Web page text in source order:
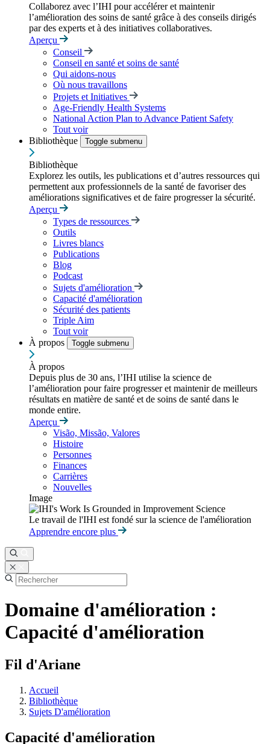
Collaborez avec l’IHI pour accélérer et maintenir
l’amélioration des soins de santé grâce à des conseils dirigés
par des experts et à des initiatives collaboratives.
Aperçu
Conseil
Conseil en santé et soins de santé
Qui aidons-nous
Où nous travaillons
Projets et Initiatives
Age-Friendly Health Systems
National Action Plan to Advance Patient Safety
Tout voir
Bibliothèque
Toggle submenu
Bibliothèque
Explorez les outils, les publications et d’autres ressources qui
permettent aux professionnels de la santé de favoriser des
améliorations significatives et de faire progresser la sécurité.
Aperçu
Types de ressources
Outils
Livres blancs
Publications
Blog
Podcast
Sujets d'amélioration
Capacité d'amélioration
Sécurité des patients
Triple Aim
Tout voir
À propos
Toggle submenu
À propos
Depuis plus de 30 ans, l’IHI utilise la science de
l’amélioration pour faire progresser et maintenir de meilleurs
résultats en matière de santé et de soins de santé dans le
monde entire.
Aperçu
Visão, Missão, Valores
Histoire
Personnes
Finances
Carrières
Nouvelles
Image
Le travail de l'IHI est fondé sur la science de l'amélioration
Apprendre encore plus
Domaine d'amélioration :
Capacité d'amélioration
Fil d'Ariane
Accueil
Bibliothèque
Sujets D'amélioration
Capacité d'amélioration